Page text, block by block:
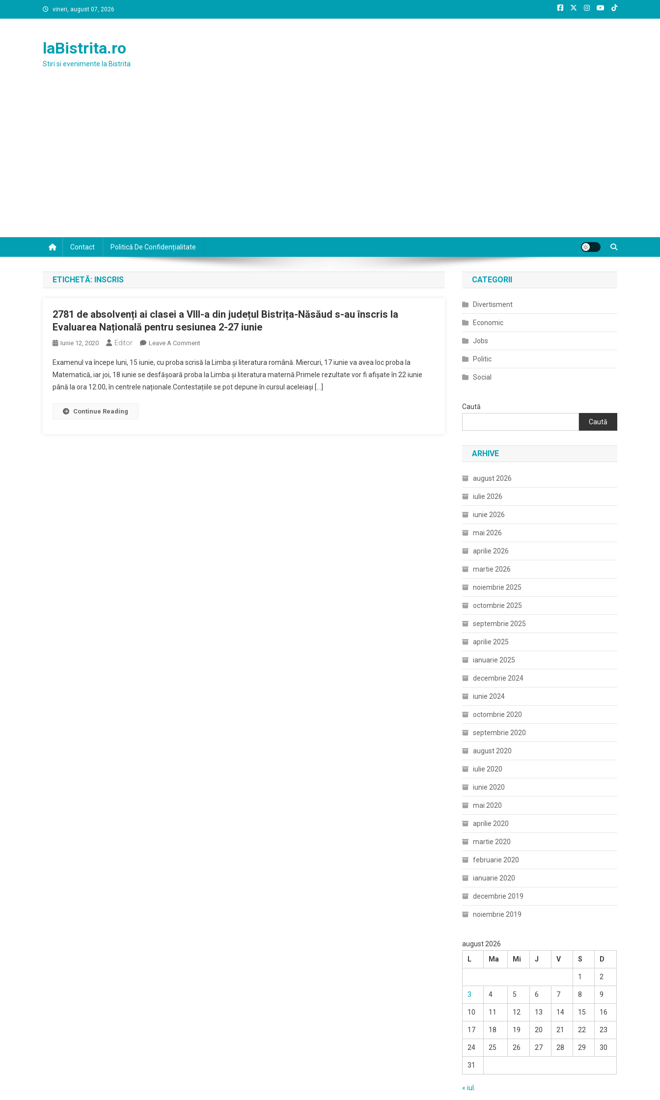
to
vineri, august 07, 2026
laBistrita.ro
Stiri si evenimente la Bistrita
Contact Politică De Confidențialitate
ETICHETĂ: INSCRIS
2781 de absolvenți ai clasei a VIII-a din județul Bistrița-Năsăud s-au înscris la
Evaluarea Națională pentru sesiunea 2-27 iunie
Iunie 12, 2020 Editor Leave A CommentOn
De
Absolvenți
Ai
Examenul va începe luni, 15 iunie, cu proba scrisă la Limba și literatura română. Miercuri, 17 iunie va avea loc proba la
Matematică, iar joi, 18 iunie se desfășoară proba la Limba și literatura maternă.Primele rezultate vor fi afișate în 22 iunie
până la ora 12:00, în centrele naționale.Contestațiile se pot depune în cursul aceleiași […]
Continue Reading
CATEGORII
Divertisment
Economic
Jobs
Politic
Social
Caută
Caută
ARHIVE
august 2026
iulie 2026
iunie 2026
mai 2026
aprilie 2026
martie 2026
noiembrie 2025
octombrie 2025
septembrie 2025
aprilie 2025
ianuarie 2025
decembrie 2024
iunie 2024
octombrie 2020
septembrie 2020
august 2020
iulie 2020
iunie 2020
mai 2020
aprilie 2020
martie 2020
februarie 2020
ianuarie 2020
decembrie 2019
noiembrie 2019
august 2026
L
Ma Mi J V S D
1 2
3 4 5 6 7 8 9
10 11 12 13 14 15 16
17 18 19 20 21 22 23
24 25 26 27 28 29 30
31
« iul.